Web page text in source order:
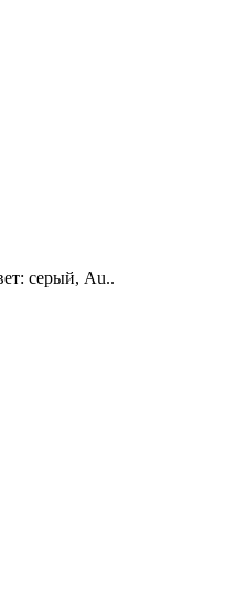
серый, Au..